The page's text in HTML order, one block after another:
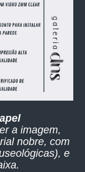
a imagem,
nobre, com
e